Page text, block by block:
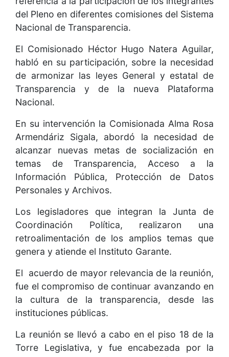
del Pleno en diferentes comisiones del Sistema
Nacional de Transparencia.
El Comisionado Héctor Hugo Natera Aguilar,
habló en su participación, sobre la necesidad
de armonizar las leyes General y estatal de
Transparencia y de la nueva Plataforma
Nacional.
En su intervención la Comisionada Alma Rosa
Armendáriz Sigala, abordó la necesidad de
alcanzar nuevas metas de socialización en
temas de Transparencia, Acceso a la
Información Pública, Protección de Datos
Personales y Archivos.
Los legisladores que integran la Junta de
Coordinación Política, realizaron una
retroalimentación de los amplios temas que
genera y atiende el Instituto Garante.
El acuerdo de mayor relevancia de la reunión,
fue el compromiso de continuar avanzando en
la cultura de la transparencia, desde las
instituciones públicas.
La reunión se llevó a cabo en el piso 18 de la
Torre Legislativa, y fue encabezada por la